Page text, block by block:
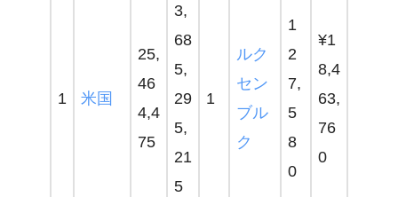
1 米国
25,
46
4,4
75
3,
68
5,
29
5,
21
5
1
ルク
セン
ブル
ク
1
2
7,
5
8
0
¥1
8,4
63,
76
0